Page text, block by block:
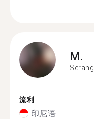
M.
Serang
流利
印尼语